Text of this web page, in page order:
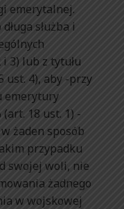
emerytalnej.
służba i
i 3) lub z tytułu
ust. 4), aby -przy
emerytury
18 ust. 1) -
żaden sposób
przypadku
swojej woli, nie
żadnego
w wojskowej